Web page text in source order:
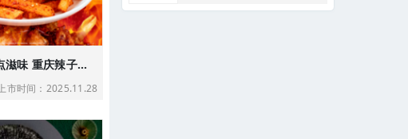
脆升升x加点滋味 重庆辣子鸡味脆辣薯条
上市时间：2025.11.28